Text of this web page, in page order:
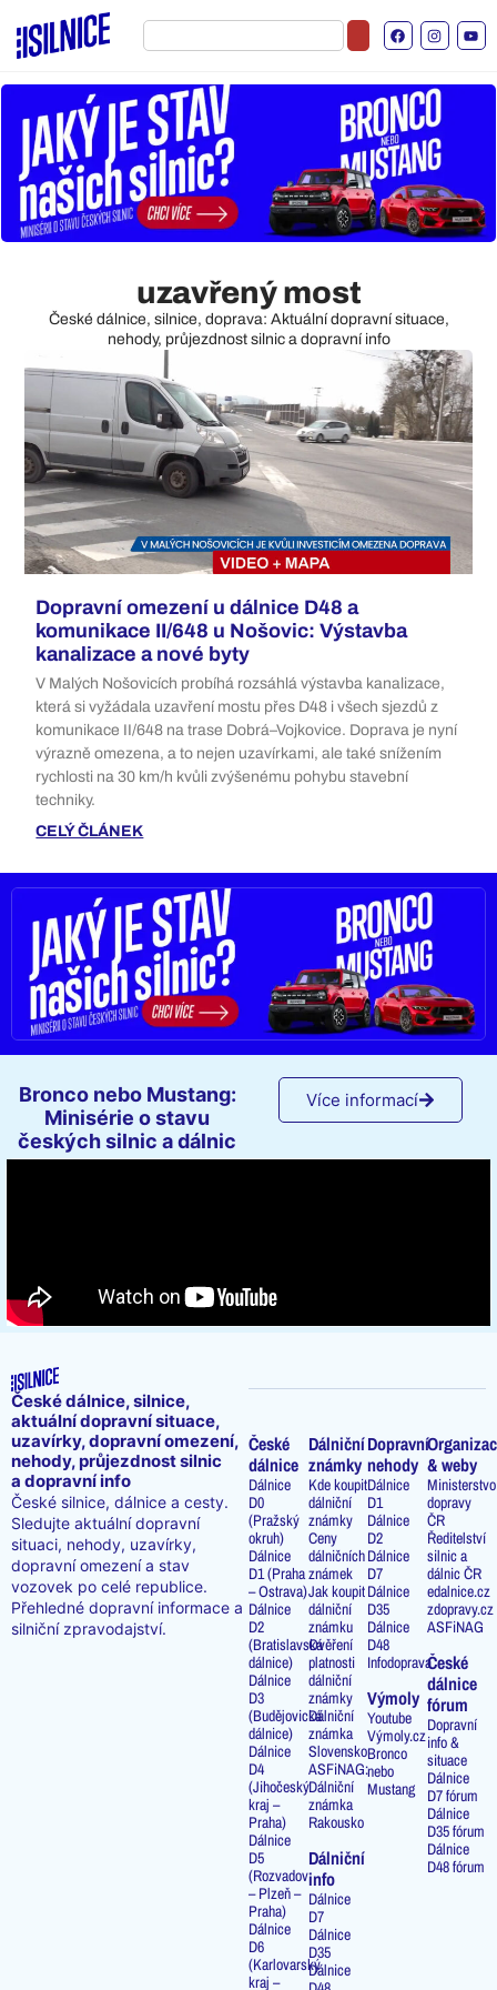
uzavřený most
České dálnice, silnice, doprava: Aktuální dopravní situace,
nehody, průjezdnost silnic a dopravní info
Dopravní omezení u dálnice D48 a
komunikace II/648 u Nošovic: Výstavba
kanalizace a nové byty
V Malých Nošovicích probíhá rozsáhlá výstavba kanalizace,
která si vyžádala uzavření mostu přes D48 i všech sjezdů z
komunikace II/648 na trase Dobrá–Vojkovice. Doprava je nyní
výrazně omezena, a to nejen uzavírkami, ale také snížením
rychlosti na 30 km/h kvůli zvýšenému pohybu stavební
techniky.
CELÝ ČLÁNEK
Bronco nebo Mustang:
Minisérie o stavu
českých silnic a dálnic
Více informací
České dálnice, silnice,
aktuální dopravní situace,
uzavírky, dopravní omezení,
nehody, průjezdnost silnic
a dopravní info
České silnice, dálnice a cesty.
Sledujte aktuální dopravní
situaci, nehody, uzavírky,
dopravní omezení a stav
vozovek po celé republice.
Přehledné dopravní informace a
silniční zpravodajství.
České
dálnice
Dálnice
D0
(Pražský
okruh)
Dálnice
D1 (Praha
– Ostrava)
Dálnice
D2
(Bratislavská
dálnice)
Dálnice
D3
(Budějovická
dálnice)
Dálnice
D4
(Jihočeský
kraj –
Praha)
Dálnice
D5
(Rozvadov
– Plzeň –
Praha)
Dálnice
D6
(Karlovarský
kraj –
Dálniční
známky
Kde koupit
dálniční
známky
Ceny
dálničních
známek
Jak koupit
dálniční
známku
Ověření
platnosti
dálniční
známky
Dálniční
známka
Slovensko
ASFiNAG:
Dálniční
známka
Rakousko
Dálniční
info
Dálnice
D7
Dálnice
D35
Dálnice
Dopravní
nehody
Dálnice
D1
Dálnice
D2
Dálnice
D7
Dálnice
D35
Dálnice
D48
Infodoprava
Výmoly
Youtube
Výmoly.cz
Bronco
nebo
Mustang
& weby
Ministerstvo
dopravy
ČR
Ředitelství
silnic a
dálnic ČR
edalnice.cz
zdopravy.cz
ASFiNAG
České
dálnice
fórum
Dopravní
info &
situace
Dálnice
D7 fórum
Dálnice
D35 fórum
Dálnice
D48 fórum